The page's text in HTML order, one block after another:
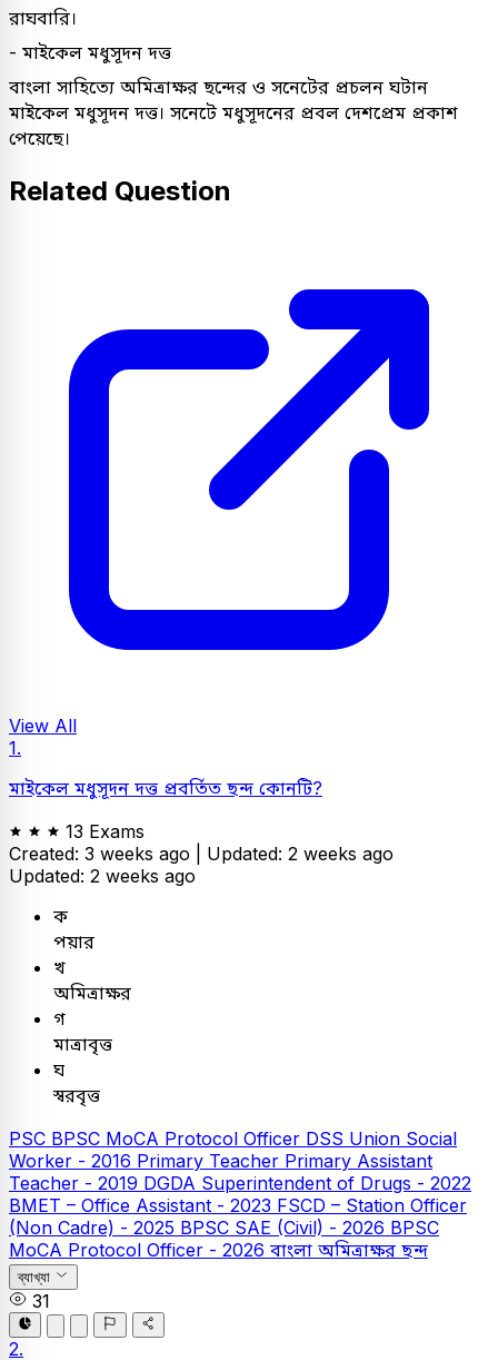
রাঘবারি।
- মাইকেল মধুসূদন দত্ত
বাংলা সাহিত্যে অমিত্রাক্ষর ছন্দের ও সনেটের প্রচলন ঘটান
মাইকেল মধুসূদন দত্ত। সনেটে মধুসূদনের প্রবল দেশপ্রেম প্রকাশ
পেয়েছে।
Related Question
View All
1.
মাইকেল মধুসূদন দত্ত প্রবর্তিত ছন্দ কোনটি?
13 Exams
Created: 3 weeks ago | Updated: 2 weeks ago
Updated: 2 weeks ago
ক
পয়ার
খ
অমিত্রাক্ষর
গ
মাত্রাবৃত্ত
ঘ
স্বরবৃত্ত
PSC BPSC MoCA Protocol Officer DSS Union Social
Worker - 2016 Primary Teacher Primary Assistant
Teacher - 2019 DGDA Superintendent of Drugs - 2022
BMET – Office Assistant - 2023 FSCD – Station Officer
(Non Cadre) - 2025 BPSC SAE (Civil) - 2026 BPSC
MoCA Protocol Officer - 2026 বাংলা অমিত্রাক্ষর ছন্দ
ব্যাখ্যা
31
2.